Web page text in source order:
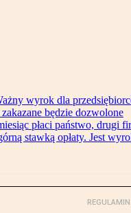
wyrok dla
będzie dozwolone
płaci państwo, drugi
stawką opłaty. Jest
REGULAMIN